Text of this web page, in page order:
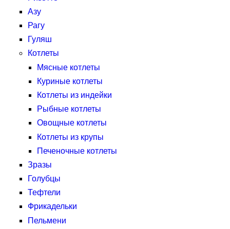
Азу
Рагу
Гуляш
Котлеты
Мясные котлеты
Куриные котлеты
Котлеты из индейки
Рыбные котлеты
Овощные котлеты
Котлеты из крупы
Печеночные котлеты
Зразы
Голубцы
Тефтели
Фрикадельки
Пельмени